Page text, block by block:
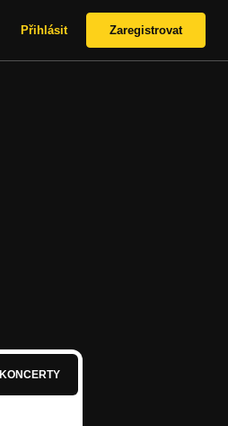
Přihlásit Zaregistrovat
KONCERTY